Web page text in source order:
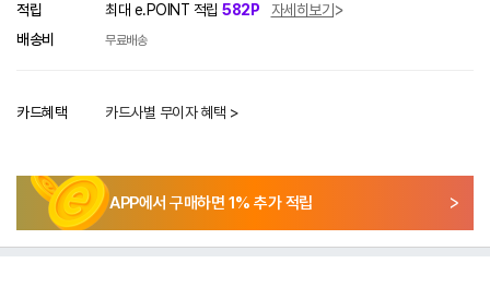
적립 최대 e.POINT 적립 582P
자세히보기
배송비
무료배송
카드혜택 카드사별 무이자 혜택 >
APP에서 구매하면 1% 추가 적립